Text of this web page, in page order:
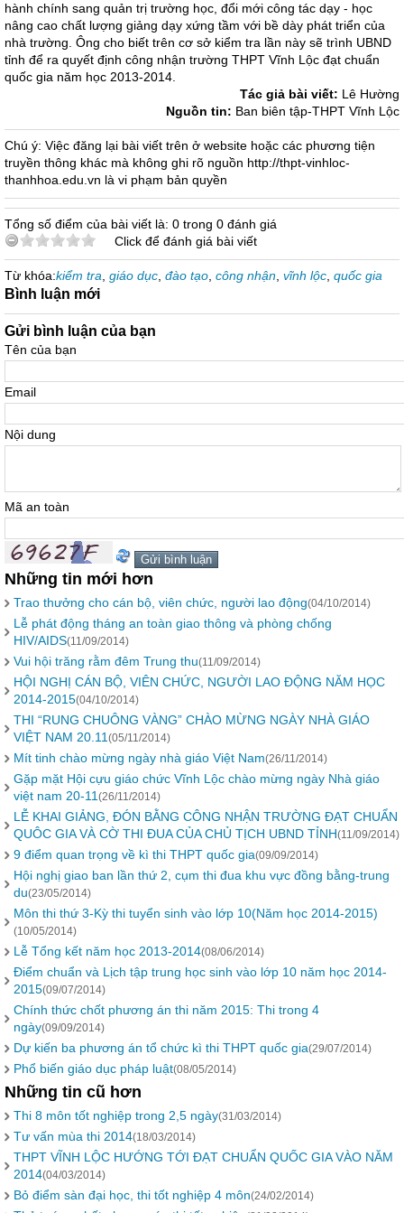
hành chính sang quản trị trường học, đổi mới công tác dạy - học
nâng cao chất lượng giảng dạy xứng tầm với bề dày phát triển của
nhà trường. Ông cho biết trên cơ sở kiểm tra lần này sẽ trình UBND
tỉnh để ra quyết định công nhận trường THPT Vĩnh Lộc đạt chuẩn
quốc gia năm học 2013-2014.
Tác giả bài viết: Lê Hường
Nguồn tin: Ban biên tập-THPT Vĩnh Lộc
Chú ý: Việc đăng lại bài viết trên ở website hoặc các phương tiện
truyền thông khác mà không ghi rõ nguồn http://thpt-vinhloc-
thanhhoa.edu.vn là vi phạm bản quyền
Tổng số điểm của bài viết là: 0 trong 0 đánh giá
Click để đánh giá bài viết
Từ khóa:kiểm tra giáo dục đào tạo công nhận vĩnh lộc quốc gia
Bình luận mới
Gửi bình luận của bạn
Tên của bạn
Email
Nội dung
Mã an toàn
Những tin mới hơn
Trao thưởng cho cán bộ, viên chức, người lao động(04/10/2014)
Lễ phát động tháng an toàn giao thông và phòng chống
HIV/AIDS(11/09/2014)
Vui hội trăng rằm đêm Trung thu(11/09/2014)
HỘI NGHỊ CÁN BỘ, VIÊN CHỨC, NGƯỜI LAO ĐỘNG NĂM HỌC
2014-2015(04/10/2014)
THI “RUNG CHUÔNG VÀNG” CHÀO MỪNG NGÀY NHÀ GIÁO
VIỆT NAM 20.11 (05/11/2014)
Mít tinh chào mừng ngày nhà giáo Việt Nam(26/11/2014)
Gặp mặt Hội cựu giáo chức Vĩnh Lộc chào mừng ngày Nhà giáo
việt nam 20-11 (26/11/2014)
LỄ KHAI GIẢNG, ĐÓN BẰNG CÔNG NHẬN TRƯỜNG ĐẠT CHUẨN
QUÔC GIA VÀ CỜ THI ĐUA CỦA CHỦ TỊCH UBND TỈNH(11/09/2014)
9 điểm quan trọng về kì thi THPT quốc gia(09/09/2014)
Hội nghị giao ban lần thứ 2, cụm thi đua khu vực đồng bằng-trung
du(23/05/2014)
Môn thi thứ 3-Kỳ thi tuyển sinh vào lớp 10(Năm học 2014-2015)
(10/05/2014)
Lễ Tổng kết năm học 2013-2014(08/06/2014)
Điểm chuẩn và Lịch tập trung học sinh vào lớp 10 năm học 2014-
2015(09/07/2014)
Chính thức chốt phương án thi năm 2015: Thi trong 4
ngày(09/09/2014)
Dự kiến ba phương án tổ chức kì thi THPT quốc gia(29/07/2014)
Phổ biến giáo dục pháp luật(08/05/2014)
Những tin cũ hơn
Thi 8 môn tốt nghiệp trong 2,5 ngày(31/03/2014)
Tư vấn mùa thi 2014(18/03/2014)
THPT VĨNH LỘC HƯỚNG TỚI ĐẠT CHUẨN QUỐC GIA VÀO NĂM
2014(04/03/2014)
Bỏ điểm sàn đại học, thi tốt nghiệp 4 môn(24/02/2014)